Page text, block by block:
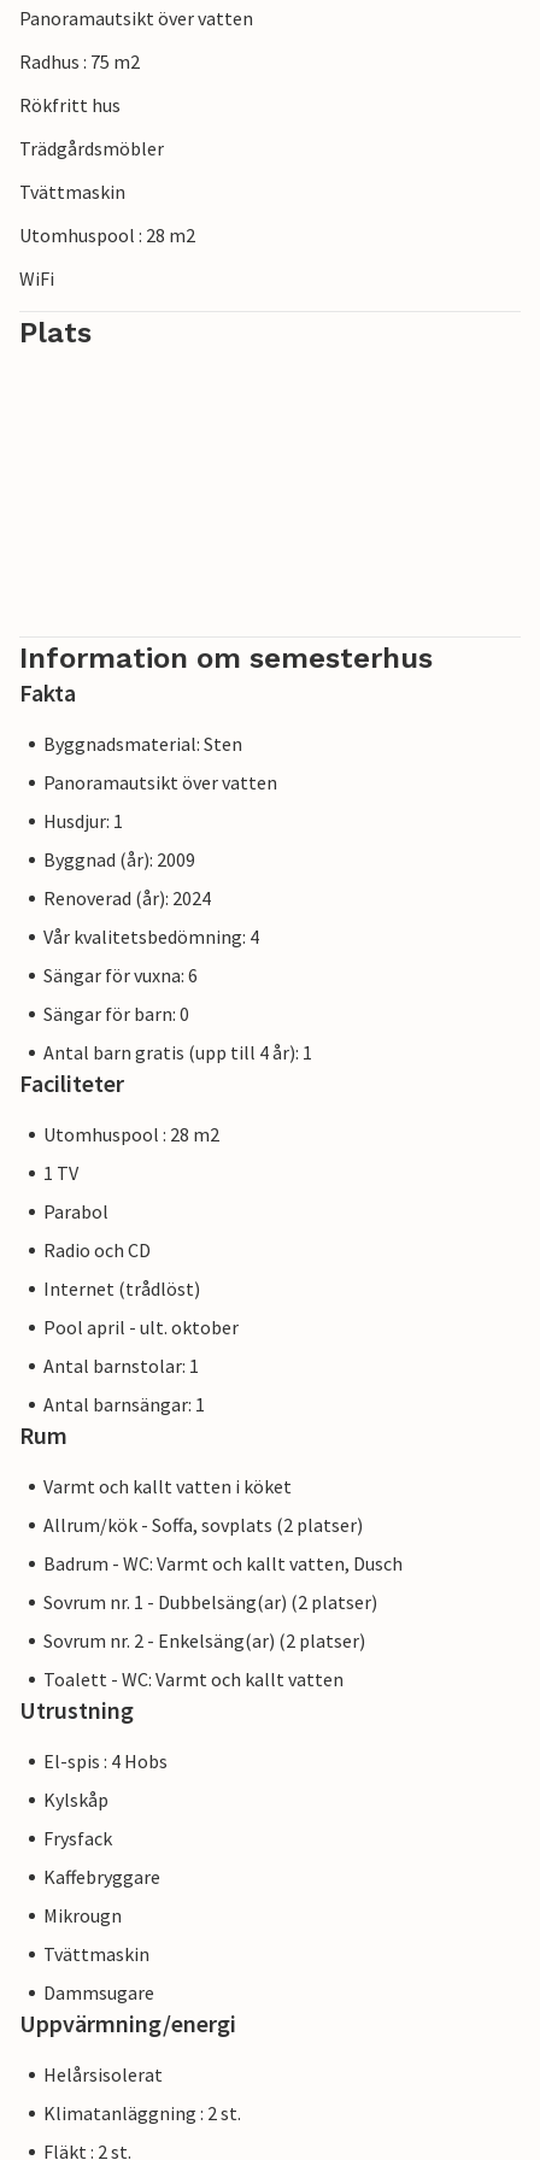
Panoramautsikt över vatten
Radhus : 75 m2
Rökfritt hus
Trädgårdsmöbler
Tvättmaskin
Utomhuspool : 28 m2
WiFi
Plats
Information om semesterhus
Fakta
Byggnadsmaterial: Sten
Panoramautsikt över vatten
Husdjur: 1
Byggnad (år): 2009
Renoverad (år): 2024
Vår kvalitetsbedömning: 4
Sängar för vuxna: 6
Sängar för barn: 0
Antal barn gratis (upp till 4 år): 1
Faciliteter
Utomhuspool : 28 m2
1 TV
Parabol
Radio och CD
Internet (trådlöst)
Pool april - ult. oktober
Antal barnstolar: 1
Antal barnsängar: 1
Rum
Varmt och kallt vatten i köket
Allrum/kök - Soffa, sovplats (2 platser)
Badrum - WC: Varmt och kallt vatten, Dusch
Sovrum nr. 1 - Dubbelsäng(ar) (2 platser)
Sovrum nr. 2 - Enkelsäng(ar) (2 platser)
Toalett - WC: Varmt och kallt vatten
Utrustning
El-spis : 4 Hobs
Kylskåp
Frysfack
Kaffebryggare
Mikrougn
Tvättmaskin
Dammsugare
Uppvärmning/energi
Helårsisolerat
Klimatanläggning : 2 st.
Fläkt : 2 st.